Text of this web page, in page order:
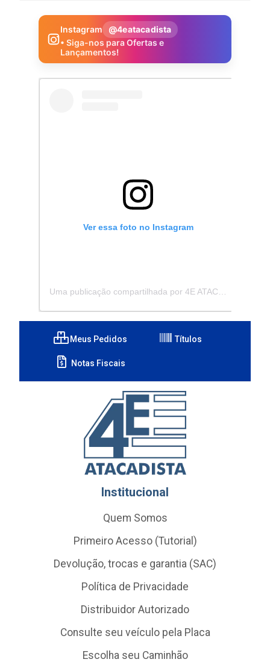
Instagram
@4eatacadista
• Siga-nos para Ofertas e
Lançamentos!
Ver essa foto no Instagram
Meus Pedidos Títulos
Notas Fiscais
Institucional
Quem Somos
Primeiro Acesso (Tutorial)
Devolução, trocas e garantia (SAC)
Política de Privacidade
Distribuidor Autorizado
Consulte seu veículo pela Placa
Escolha seu Caminhão